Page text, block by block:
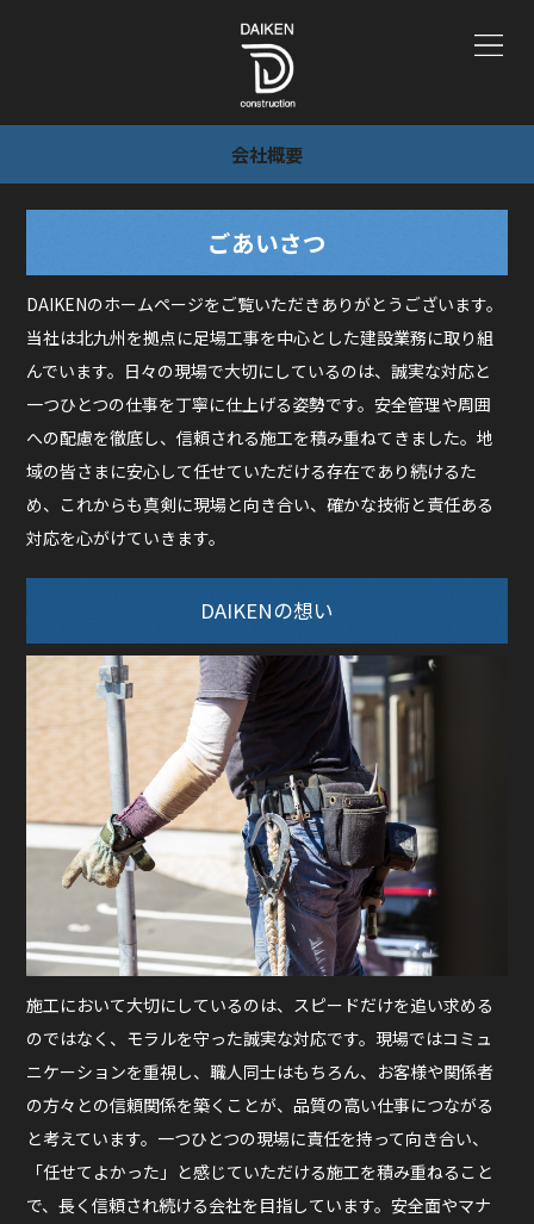
会社概要
ごあいさつ
DAIKENのホームページをご覧いただきありがとうございます。
当社は北九州を拠点に足場工事を中心とした建設業務に取り組
んでいます。日々の現場で大切にしているのは、誠実な対応と
一つひとつの仕事を丁寧に仕上げる姿勢です。安全管理や周囲
への配慮を徹底し、信頼される施工を積み重ねてきました。地
域の皆さまに安心して任せていただける存在であり続けるた
め、これからも真剣に現場と向き合い、確かな技術と責任ある
対応を心がけていきます。
DAIKENの想い
施工において大切にしているのは、スピードだけを追い求める
のではなく、モラルを守った誠実な対応です。現場ではコミュ
ニケーションを重視し、職人同士はもちろん、お客様や関係者
の方々との信頼関係を築くことが、品質の高い仕事につながる
と考えています。一つひとつの現場に責任を持って向き合い、
「任せてよかった」と感じていただける施工を積み重ねること
で、長く信頼され続ける会社を目指しています。安全面やマナ